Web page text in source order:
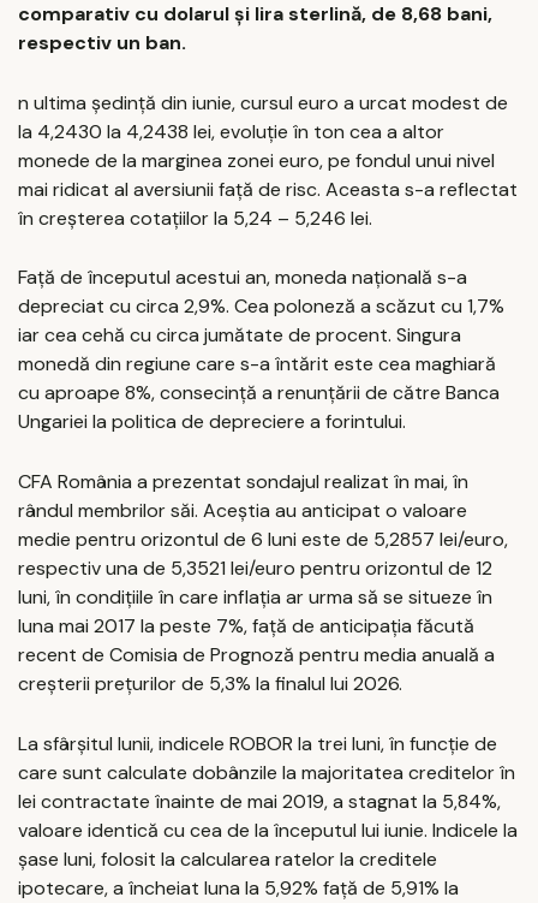
comparativ cu dolarul și lira sterlină, de 8,68 bani,
respectiv un ban.
n ultima ședință din iunie, cursul euro a urcat modest de
la 4,2430 la 4,2438 lei, evoluție în ton cea a altor
monede de la marginea zonei euro, pe fondul unui nivel
mai ridicat al aversiunii față de risc. Aceasta s-a reflectat
în creșterea cotațiilor la 5,24 – 5,246 lei.
Față de începutul acestui an, moneda națională s-a
depreciat cu circa 2,9%. Cea poloneză a scăzut cu 1,7%
iar cea cehă cu circa jumătate de procent. Singura
monedă din regiune care s-a întărit este cea maghiară
cu aproape 8%, consecință a renunțării de către Banca
Ungariei la politica de depreciere a forintului.
CFA România a prezentat sondajul realizat în mai, în
rândul membrilor săi. Aceștia au anticipat o valoare
medie pentru orizontul de 6 luni este de 5,2857 lei/euro,
respectiv una de 5,3521 lei/euro pentru orizontul de 12
luni, în condițiile în care inflația ar urma să se situeze în
luna mai 2017 la peste 7%, față de anticipația făcută
recent de Comisia de Prognoză pentru media anuală a
creșterii prețurilor de 5,3% la finalul lui 2026.
La sfârșitul lunii, indicele ROBOR la trei luni, în funcţie de
care sunt calculate dobânzile la majoritatea creditelor în
lei contractate înainte de mai 2019, a stagnat la 5,84%,
valoare identică cu cea de la începutul lui iunie. Indicele la
șase luni, folosit la calcularea ratelor la creditele
ipotecare, a încheiat luna la 5,92% față de 5,91% la